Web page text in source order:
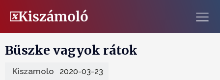
Büszke vagyok rátok
Kiszamolo 2020-03-23